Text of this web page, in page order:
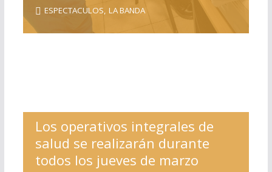
ESPECTACULOS, LA BANDA
Los operativos integrales de
salud se realizarán durante
todos los jueves de marzo